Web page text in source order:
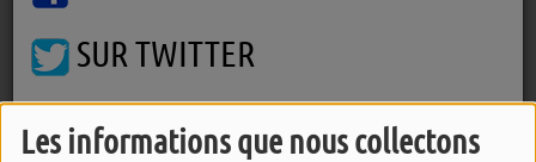
Les informations que nous collectons
Podcasts Cent Pour Sample
Cent Pour Sample
SUR TWITTER
SUR INSTAGRAM